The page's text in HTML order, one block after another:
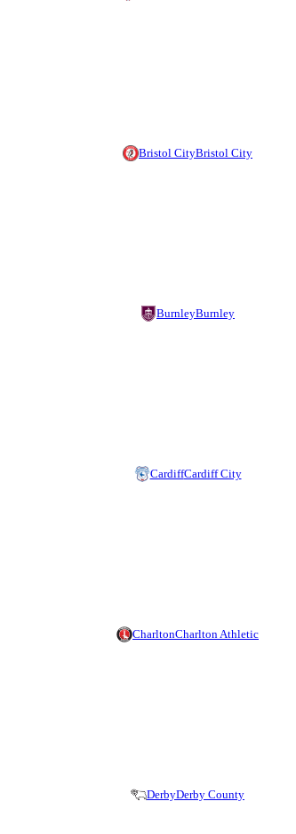
Bristol CityBristol City
BurnleyBurnley
CardiffCardiff City
CharltonCharlton Athletic
DerbyDerby County